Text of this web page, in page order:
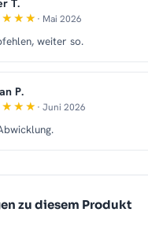
T.
· Mai 2026
weiter so.
P.
· Juni 2026
zu diesem Produkt